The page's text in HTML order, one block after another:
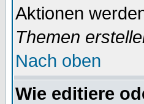
Aktionen
Themen
Nach oben
Wie editiere